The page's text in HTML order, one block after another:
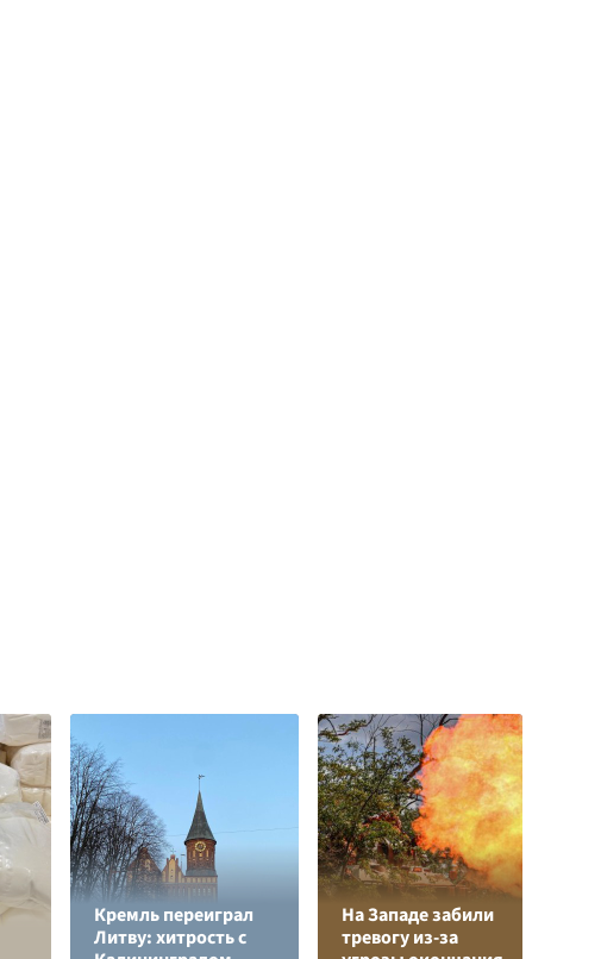
Кремль переиграл
Литву: хитрость с
На Западе забили
тревогу из-за